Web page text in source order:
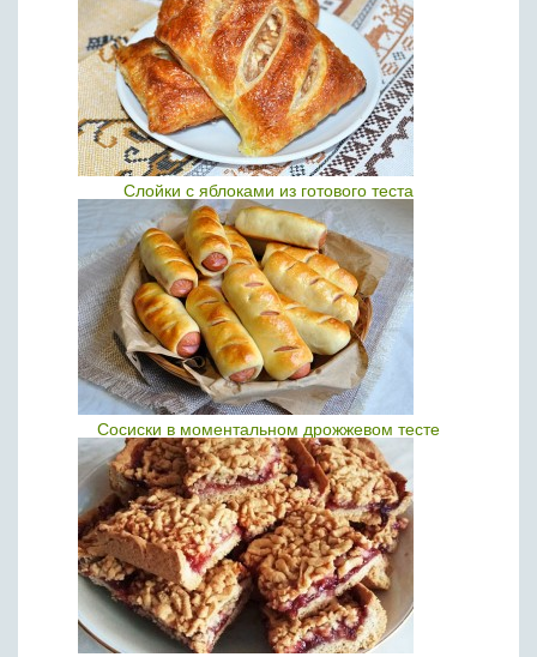
Слойки с яблоками из готового теста
Сосиски в моментальном дрожжевом тесте